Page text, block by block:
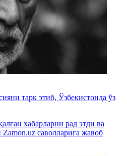
тарк этиб, Ўзбекистонда ўз
хабарларни рад этди ва
саволларига жавоб